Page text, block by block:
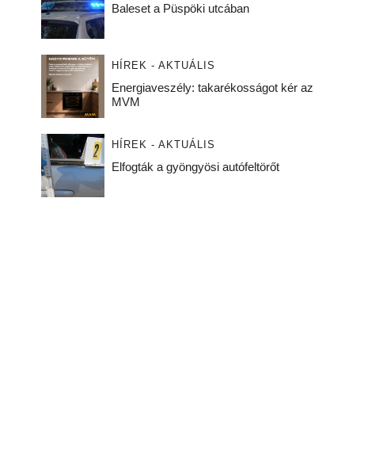
Baleset a Püspöki utcában
HÍREK - AKTUÁLIS
Energiaveszély: takarékosságot kér az
MVM
HÍREK - AKTUÁLIS
Elfogták a gyöngyösi autófeltörőt